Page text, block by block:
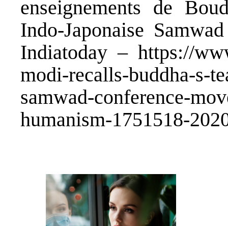
enseignements de
Indo-Japonaise
Indiatoday – https://
modi-recalls-buddha-s-
samwad-conference-
humanism-1751518-